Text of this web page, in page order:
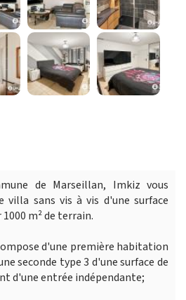
de Marseillan, Imkiz vous
villa sans vis à vis d'une surface
m² de terrain.
d'une première habitation
seconde type 3 d'une surface de
d'une entrée indépendante;